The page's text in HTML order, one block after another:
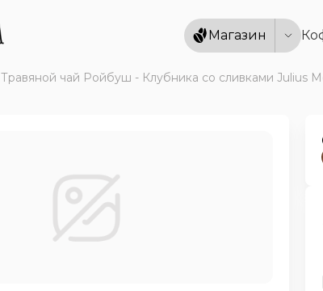
Магазин
Травяной чай Ройбуш - Клубника со сливками Julius